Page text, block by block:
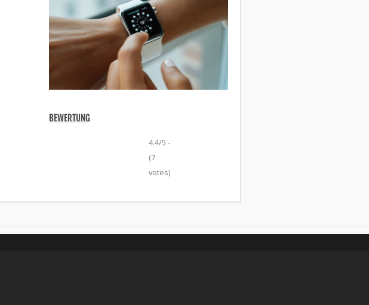
BEWERTUNG
4.4/5 -
(7
votes)